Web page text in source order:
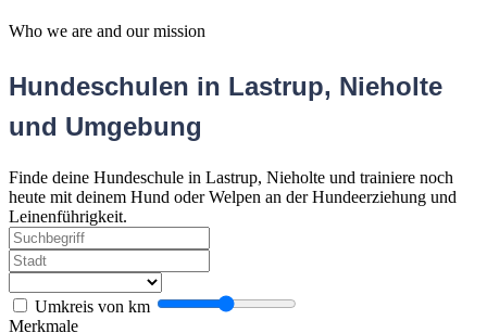
Who we are and our mission
Hundeschulen in Lastrup, Nieholte
und Umgebung
Finde deine Hundeschule in Lastrup, Nieholte und trainiere noch
heute mit deinem Hund oder Welpen an der Hundeerziehung und
Leinenführigkeit.
Umkreis von km
Merkmale